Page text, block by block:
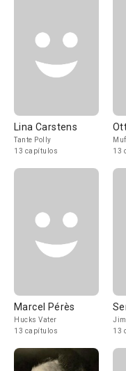
Lina Carstens
Tante Polly
13 capítulos
13
Marcel Pérès
Hucks Vater
13 capítulos
Jim
13